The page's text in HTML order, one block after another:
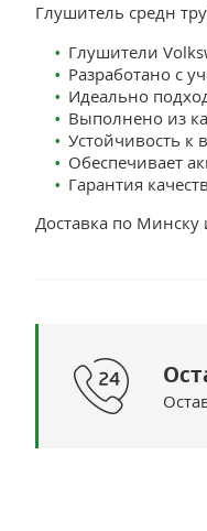
Глушитель средн
Глушители
Разработано с
Идеально
Выполнено из
Устойчивость к
Обеспечивает
Гарантия
Доставка по Минску